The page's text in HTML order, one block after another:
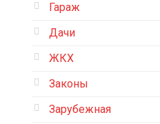
Гараж
Дачи
ЖКХ
Законы
Зарубежная